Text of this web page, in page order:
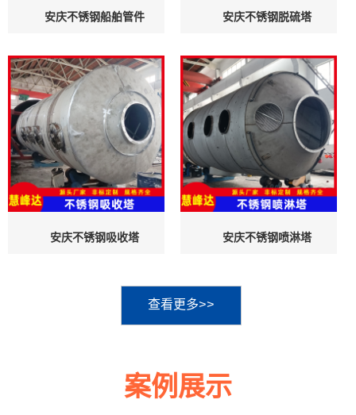
安庆不锈钢船舶管件 安庆不锈钢脱硫塔
安庆不锈钢吸收塔 安庆不锈钢喷淋塔
查看更多>>
案例展示